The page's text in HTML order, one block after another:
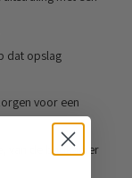
dat opslag
voor een
van de badkamer